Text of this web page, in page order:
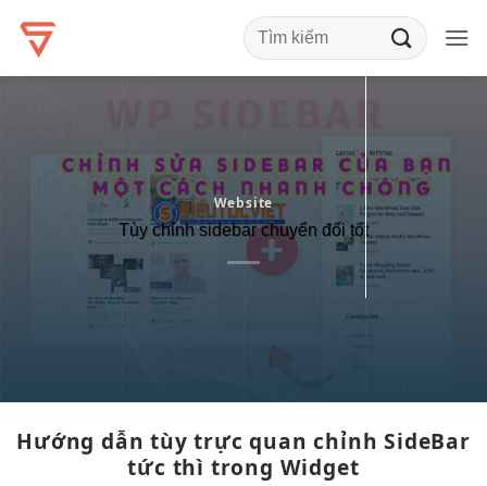
qua
Website
Tùy chỉnh sidebar chuyển đổi tốt
Hướng dẫn tùytrực quan chỉnh SideBar
tức thì trong Widget